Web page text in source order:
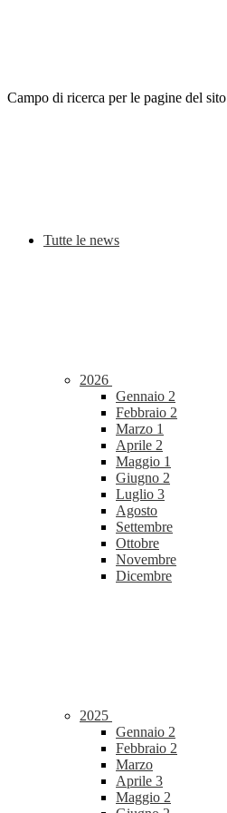
Campo di ricerca per le pagine del sito
Tutte le news
2026
Gennaio 2
Febbraio 2
Marzo 1
Aprile 2
Maggio 1
Giugno 2
Luglio 3
Agosto
Settembre
Ottobre
Novembre
Dicembre
2025
Gennaio 2
Febbraio 2
Marzo
Aprile 3
Maggio 2